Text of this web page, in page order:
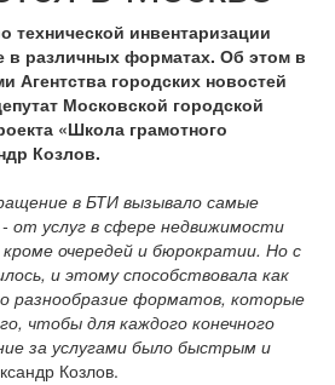
технической инвентаризации
в различных форматах. Об этом в
Агентства городских новостей
Московской городской
«Школа грамотного
Козлов.
в БТИ вызывало самые
от услуг в сфере недвижимости
очередей и бюрократии. Но с
и этому способствовала как
разнообразие форматов, которые
чтобы для каждого конечного
за услугами было быстрым и
Козлов.